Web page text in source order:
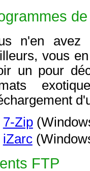
n'en avez
vous
un pour
7-Zip
iZarc
FTP